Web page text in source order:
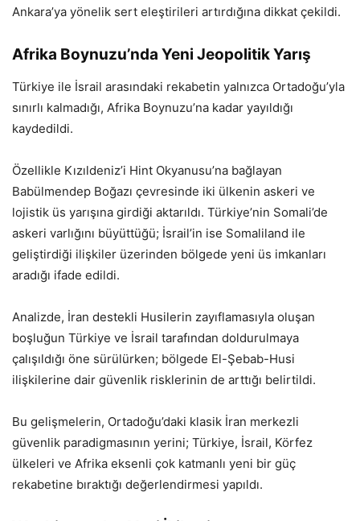
Ankara’ya yönelik sert eleştirileri artırdığına dikkat çekildi.
Afrika Boynuzu’nda Yeni Jeopolitik Yarış
Türkiye ile İsrail arasındaki rekabetin yalnızca Ortadoğu’yla
sınırlı kalmadığı, Afrika Boynuzu’na kadar yayıldığı
kaydedildi.
Özellikle Kızıldeniz’i Hint Okyanusu’na bağlayan
Babülmendep Boğazı çevresinde iki ülkenin askeri ve
lojistik üs yarışına girdiği aktarıldı. Türkiye’nin Somali’de
askeri varlığını büyüttüğü; İsrail’in ise Somaliland ile
geliştirdiği ilişkiler üzerinden bölgede yeni üs imkanları
aradığı ifade edildi.
Analizde, İran destekli Husilerin zayıflamasıyla oluşan
boşluğun Türkiye ve İsrail tarafından doldurulmaya
çalışıldığı öne sürülürken; bölgede El-Şebab-Husi
ilişkilerine dair güvenlik risklerinin de arttığı belirtildi.
Bu gelişmelerin, Ortadoğu’daki klasik İran merkezli
güvenlik paradigmasının yerini; Türkiye, İsrail, Körfez
ülkeleri ve Afrika eksenli çok katmanlı yeni bir güç
rekabetine bıraktığı değerlendirmesi yapıldı.